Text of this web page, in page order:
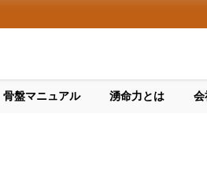
骨盤マニュアル 湧命力とは 会